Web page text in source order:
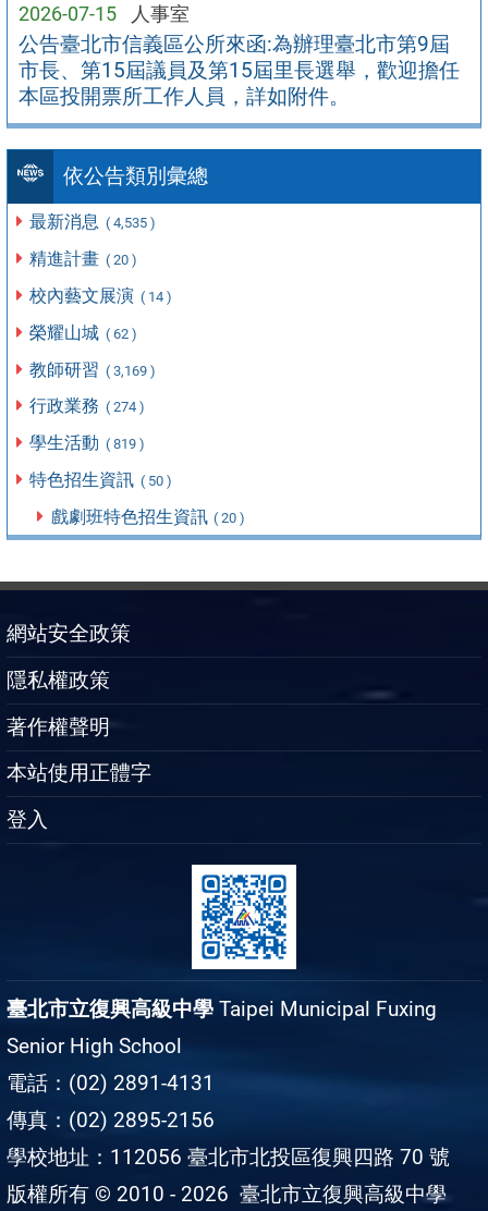
2026-07-15 人事室
公告臺北市信義區公所來函:為辦理臺北市第9屆
市長、第15屆議員及第15屆里長選舉，歡迎擔任
本區投開票所工作人員，詳如附件。
依公告類別彙總
最新消息 ( 4,535 )
精進計畫 ( 20 )
校內藝文展演 ( 14 )
榮耀山城 ( 62 )
教師研習 ( 3,169 )
行政業務 ( 274 )
學生活動 ( 819 )
特色招生資訊 ( 50 )
戲劇班特色招生資訊 ( 20 )
網站安全政策
隱私權政策
著作權聲明
本站使用正體字
登入
臺北市立復興高級中學 Taipei Municipal Fuxing
Senior High School
電話：(02) 2891-4131
傳真：(02) 2895-2156
學校地址：112056 臺北市北投區復興四路 70 號
版權所有 © 2010 - 2026 臺北市立復興高級中學